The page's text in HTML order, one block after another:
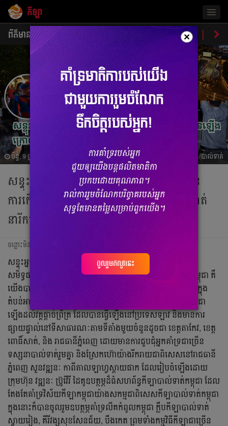
កីឡា
ព័ត៌មាន បាល់ទាត់ ប្រវត្តិ​​ វិភា
ច័ន្ទ, 9 ធ្នូ 2024 04:17 បាល់ទាត់
សន្ទុះការគាំទ្រក្រុមជម្រើសបាល់ទាត់កម្ពុជា មាន
ការកើនឡើង ក្រោយជ័យជំនះរបស់ក្រុមបាល់ទាត់
នារីកម្ពុជា
ចន្លោះមិនឃើញ
សន្ទុះអ្នកគាំទ្របាល់ទាត់កម្ពុជា មានការកើនឡើង ហើយនេះគឺជា
សមិទ្ធផលគួរជាទីមោទកភាពសម្រាប់ក្រុមបាល់ទាត់ជម្រើសជាតិកម្ពុជា គឺ
យើងបានសាងប្រវត្តិថ្មីមួយ សម្រាប់ប្រទេសជាតិ ពិសេសបាល់ទាត់ក្នុង
តំបន់អាស៊ានមានការភ្ញាក់ផ្ញើល បន្ទាប់ពីការប្រកួតបាល់ទាត់នារីកម្ពុជា
ឡើងដល់វគ្គផ្តាច់ព្រ័ត្រ ដែលបានធ្វើឡើងនៅប្រទេសឡាវ និងមានការ
ផ្សាយផ្ទាល់នៅទីសាធារណៈតាមទីតាំងមួយចំនួនដូចជា ខេត្តតាកែវ, ខេត្ត
ពោធិ៍សាត់, និង រាជធានីភ្នំពេញ ដោយមានការជួបជុំអ្នកគាំទ្រជាច្រើន
ទស្សនាបាល់ទាត់រួមគ្នា និងស្រែកហ៊ោយ៉ាងរីករាយជាពិសេសនៅរាជធានី
ភ្នំពេញ សួនវឌ្ឍនៈ កាពីតាលឡាហ្វស្តាយផាក ដែលរៀបចំឡើងដោយ
ក្រុមហ៊ុន វឌ្ឍនៈ ប៊្រូវើរី ដៃគូឧបត្ថម្ភដ៏ធំសហព័ន្ធកីឡាបាល់ទាត់កម្ពុជា ដែល
តែងតែគាំទ្រវិស័យកីឡាកម្ពុជាយ៉ាងសកម្មជាពិសេសកីឡាបាល់ទាត់កម្ពុជា
ក្នុងនោះក៏បានចូលរួមឧបត្ថម្ភគាំទ្រលីគកំពូលកម្ពុជា ក្លឹបកីឡាបាល់ទាត់
ស្វាយរៀង, គីរីវង្សសុខសែនជ័យ, បឹងកេត ព្រមទាំងកម្មវិធីកីឡាជាច្រើន
×
ចូលរួមឥលូវនេះ